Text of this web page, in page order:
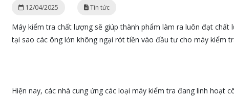
12/04/2025 Tin tức
Máy kiểm tra chất lượng sẽ giúp thành phẩm làm ra luôn đạt
tại sao các ông lớn không ngại rót tiền vào đầu tư cho máy kiểm
Hiện nay, các nhà cung ứng các loại máy kiểm tra đang linh hoạt